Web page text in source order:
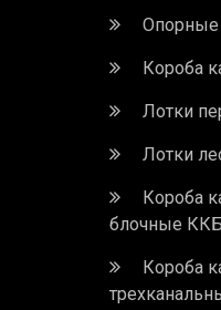
Опорные
Короба
Лотки
Лотки
Короба
блочные ККБ
Короба